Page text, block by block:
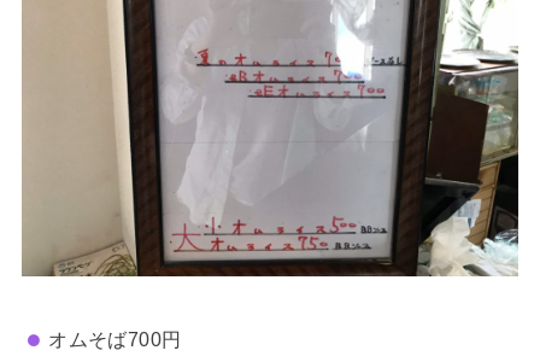
オムそば700円